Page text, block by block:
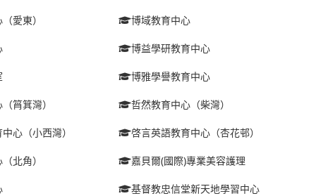
愛東） 博域教育中心
博益學研教育中心
博雅學譽教育中心
筲箕灣） 哲然教育中心（柴灣）
心（小西灣） 啓言英語教育中心（杏花邨）
北角） 嘉貝爾(國際)專業美容護理
基督教忠信堂新天地學習中心